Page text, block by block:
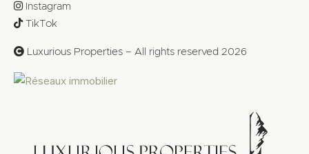
Instagram
TikTok
Luxurious Properties – All rights reserved 2026